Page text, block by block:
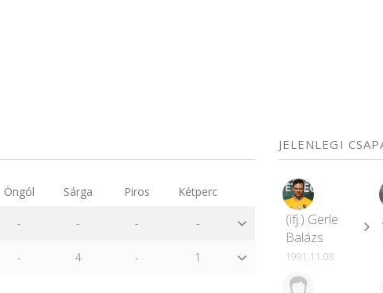
Öngól Sárga Piros
Kétperc
- - - -
- 4 - 1
JELENLEGI
(ifj.) Gerle
Balázs
1991.11.08